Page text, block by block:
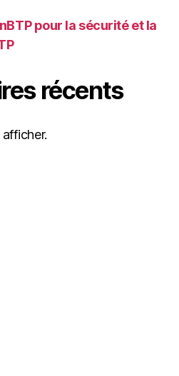
pour la sécurité et la
récents